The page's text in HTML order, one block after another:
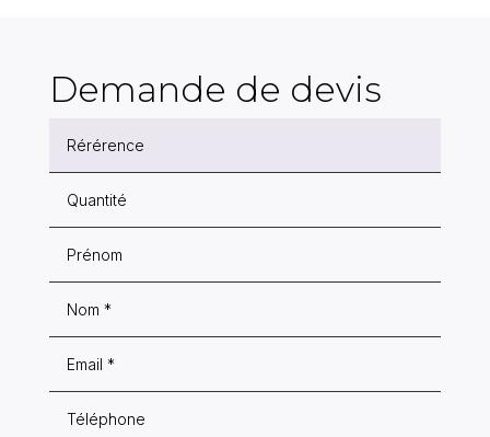
Demande de devis